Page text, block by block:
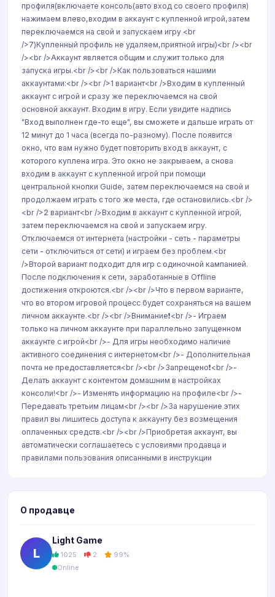
профиля(включаете консоль(авто вход со своего профиля)
нажимаем влево,входим в аккаунт с купленной игрой,затем
переключаемся на свой и запускаем игру <br
/>7)Купленный профиль не удаляем,приятной игры)<br /><br
/><br />Аккаунт является общим и служит только для
запуска игры.<br /><br />Как пользоваться нашими
аккаунтами:<br /><br />1 вариант<br />Входим в купленный
аккаунт с игрой и сразу же переключаемся на свой
основной аккаунт. Входим в игру. Если увидите надпись
"Вход выполнен где-то еще", вы сможете и дальше играть от
12 минут до 1 часа (всегда по-разному). После появится
окно, что вам нужно будет повторить вход в аккаунт, с
которого куплена игра. Это окно не закрываем, а снова
входим в аккаунт с купленной игрой при помощи
центральной кнопки Guide, затем переключаемся на свой и
продолжаем играть с того же места, где остановились.<br />
<br />2 вариант<br />Входим в аккаунт с купленной игрой,
затем переключаемся на свой и запускаем игру.
Отключаемся от интернета (настройки - сеть - параметры
сети - отключиться от сети) и играем без проблем.<br
/>Второй вариант подходит для игр с одиночной кампанией.
После подключения к сети, заработанные в Offline
достижения откроются.<br /><br />Что в первом варианте,
что во втором игровой процесс будет сохраняться на вашем
личном аккаунте.<br /><br />Внимание❗️<br />- Играем
только на личном аккаунте при параллельно запущенном
аккаунте с игрой<br />- Для игры необходимо наличие
активного соединения с интернетом<br />- Дополнительная
почта не предоставляется<br /><br />Запрещено❗️<br />-
Делать аккаунт с контентом домашним в настройках
консоли!<br />- Изменять информацию на профиле<br />-
Передавать третьим лицам<br /><br />За нарушение этих
правил вы лишитесь доступа к аккаунту без возмещения
оплаченных средств.<br /><br />Приобретая аккаунт, вы
автоматически соглашаетесь с условиями продавца и
правилами пользования описанными в инструкции
О продавце
L
Light Game
1025 2 99%
Online